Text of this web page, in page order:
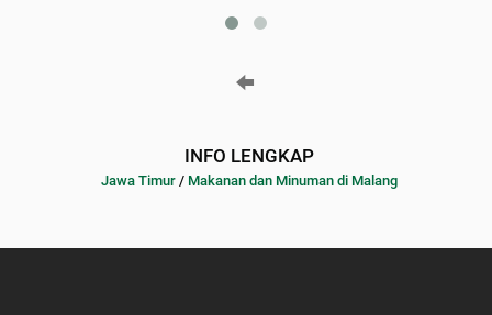
INFO LENGKAP
Jawa Timur / Makanan dan Minuman di Malang